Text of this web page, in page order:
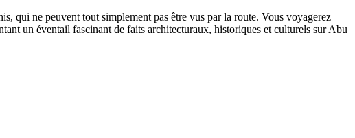
qui ne peuvent tout simplement pas être vus par la route. Vous voyagerez
un éventail fascinant de faits architecturaux, historiques et culturels sur Abu